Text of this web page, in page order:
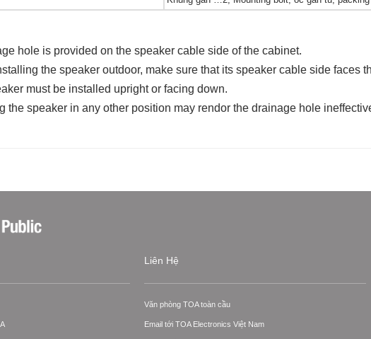
hole is provided on the speaker cable side of the cabinet.
the speaker outdoor, make sure that its speaker cable side faces
must be installed upright or facing down.
the speaker in any other position may rendor the drainage hole
Liên Hệ
Văn phòng TOA toàn cầu
Email tới TOA Electronics Việt Nam